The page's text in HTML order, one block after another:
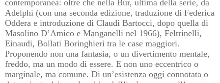
contemporanea: oltre che nella Bur, ultima della serie, da
Adelphi (con una seconda edizione, traduzione di Federica
Oddera e introduzione di Claudi Bartocci, dopo quella di
Masolino D’Amico e Manganelli nel 1966), Feltrinelli,
Einaudi, Bollati Boringhieri tra le case maggiori.
Proponendo non una fantasia, o un divertimento mentale,
freddo, ma un modo di essere. E non uno eccentrico o
marginale, ma comune. Di un’esistenza oggi connotata o